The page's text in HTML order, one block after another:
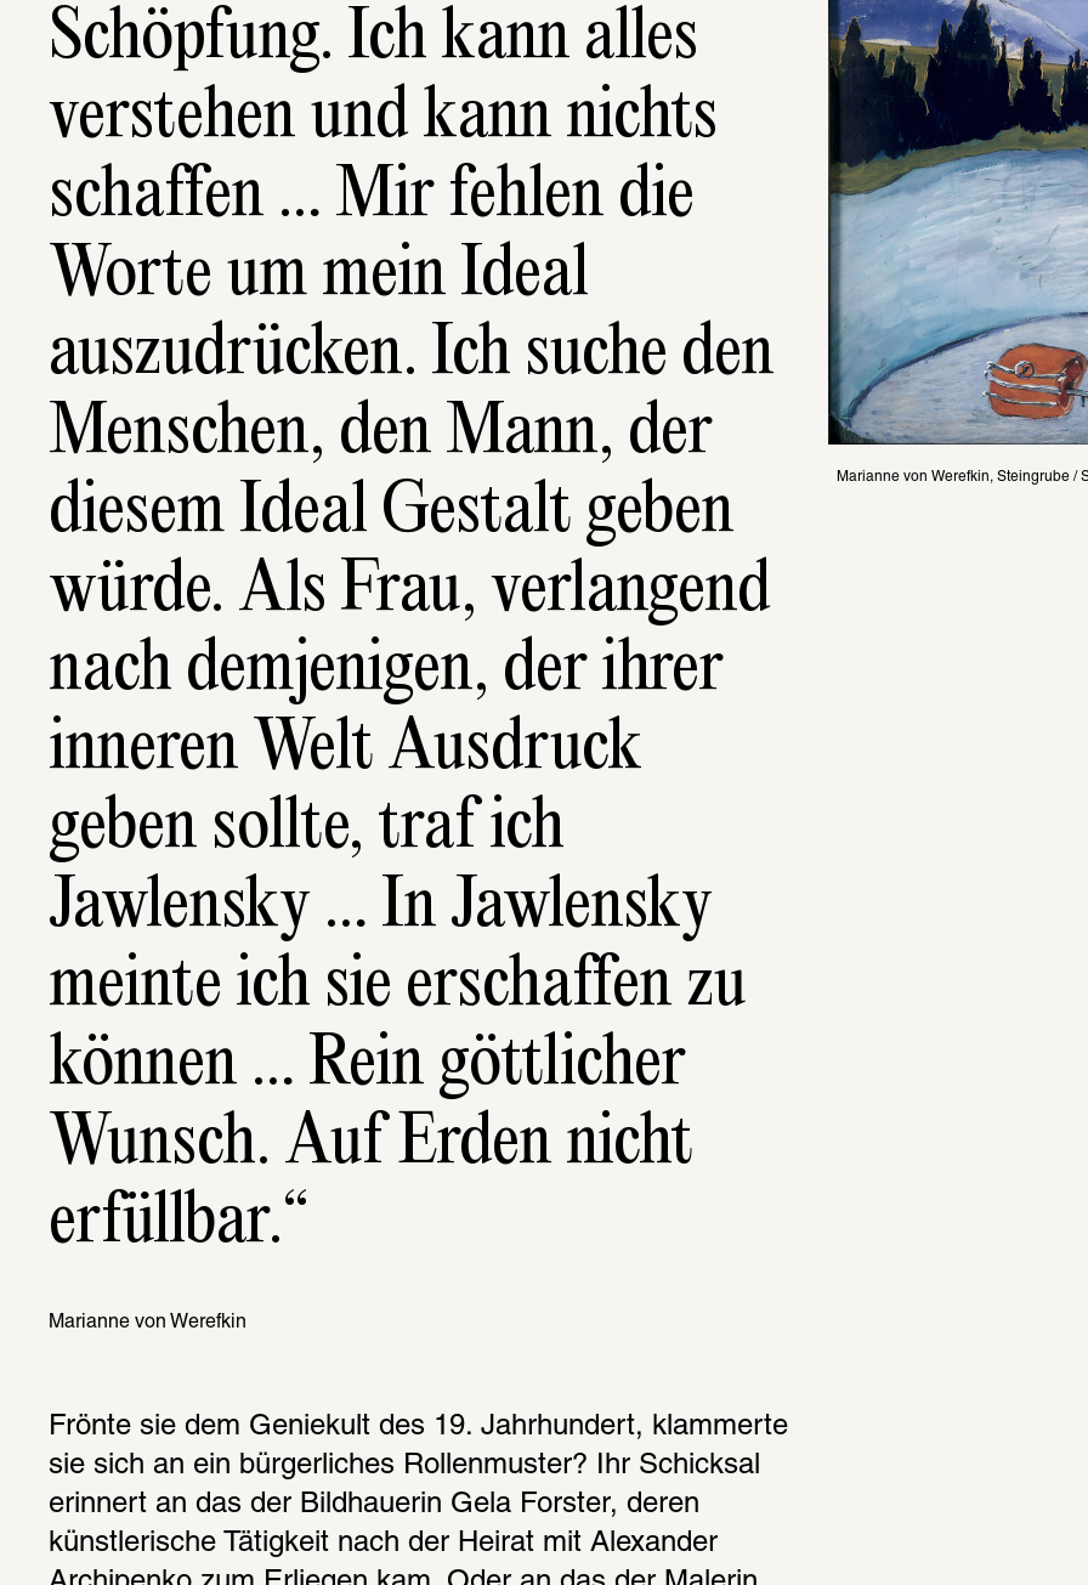
Schöpfung. Ich kann alles
verstehen und kann nichts
schaffen … Mir fehlen die
Worte um mein Ideal
auszudrücken. Ich suche den
Menschen, den Mann, der
diesem Ideal Gestalt geben
würde. Als Frau, verlangend
nach demjenigen, der ihrer
inneren Welt Ausdruck
geben sollte, traf ich
Jawlensky … In Jawlensky
meinte ich sie erschaffen zu
können … Rein göttlicher
Wunsch. Auf Erden nicht
erfüllbar.
Marianne von Werefkin
Frönte sie dem Geniekult des 19. Jahrhundert, klammerte
sie sich an ein bürgerliches Rollenmuster? Ihr Schicksal
erinnert an das der Bildhauerin Gela Forster, deren
künstlerische Tätigkeit nach der Heirat mit Alexander
Marianne von Werefkin, Steingrube /